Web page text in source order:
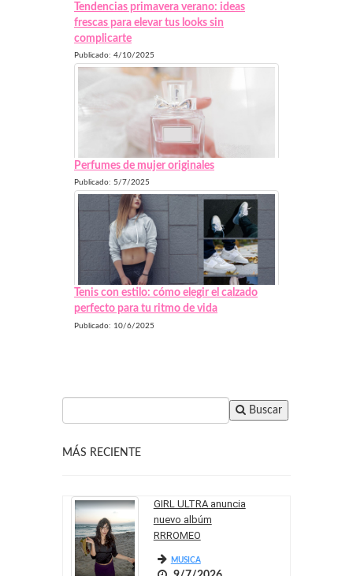
Tendencias primavera verano: ideas
frescas para elevar tus looks sin
complicarte
Publicado: 4/10/2025
Perfumes de mujer originales
Publicado: 5/7/2025
Tenis con estilo: cómo elegir el calzado
perfecto para tu ritmo de vida
Publicado: 10/6/2025
Buscar
MÁS RECIENTE
GIRL ULTRA anuncia
nuevo albúm
RRROMEO
MUSICA